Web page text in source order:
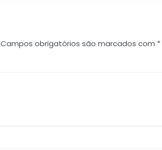
Campos obrigatórios são marcados com *